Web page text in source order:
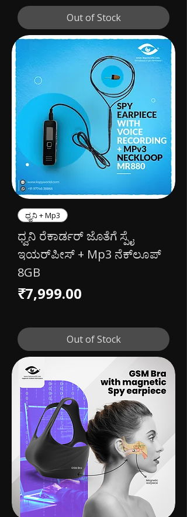
Out of Stock
ಧ್ವನಿ + Mp3
ಧ್ವನಿ ರೆಕಾರ್ಡರ್ ಜೊತೆಗೆ ಸ್ಪೈ
ಇಯರ್‌ಪೀಸ್ + Mp3 ನೆಕ್‌ಲೂಪ್
8GB
Price
₹7,999.00
Out of Stock